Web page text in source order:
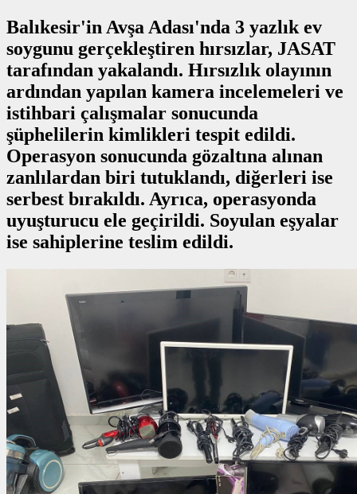
Balıkesir'in Avşa Adası'nda 3 yazlık ev
soygunu gerçekleştiren hırsızlar, JASAT
tarafından yakalandı. Hırsızlık olayının
ardından yapılan kamera incelemeleri ve
istihbari çalışmalar sonucunda
şüphelilerin kimlikleri tespit edildi.
Operasyon sonucunda gözaltına alınan
zanlılardan biri tutuklandı, diğerleri ise
serbest bırakıldı. Ayrıca, operasyonda
uyuşturucu ele geçirildi. Soyulan eşyalar
ise sahiplerine teslim edildi.